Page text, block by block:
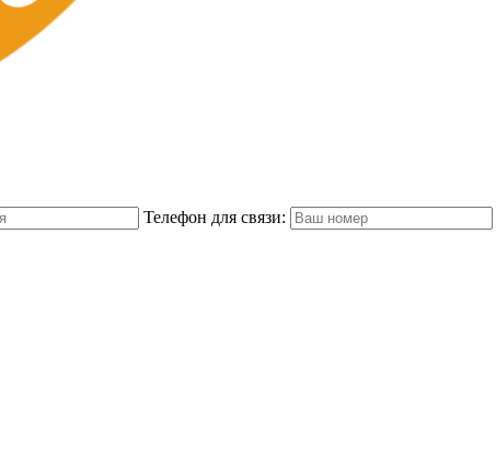
Телефон для связи: